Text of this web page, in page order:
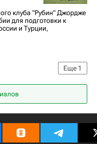
клуба "Рубин" Джордже
для подготовки к
и Турции,
Еще 1